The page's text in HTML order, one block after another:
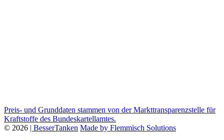
Preis- und Grunddaten stammen von der Markttransparenzstelle für
Kraftstoffe des Bundeskartellamtes.
© 2026 | BesserTanken Made by Flemmisch Solutions